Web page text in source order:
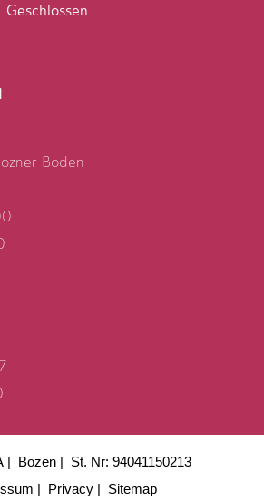
Geschlossen
Boden
Bozen
St. Nr: 94041150213
Privacy Sitemap